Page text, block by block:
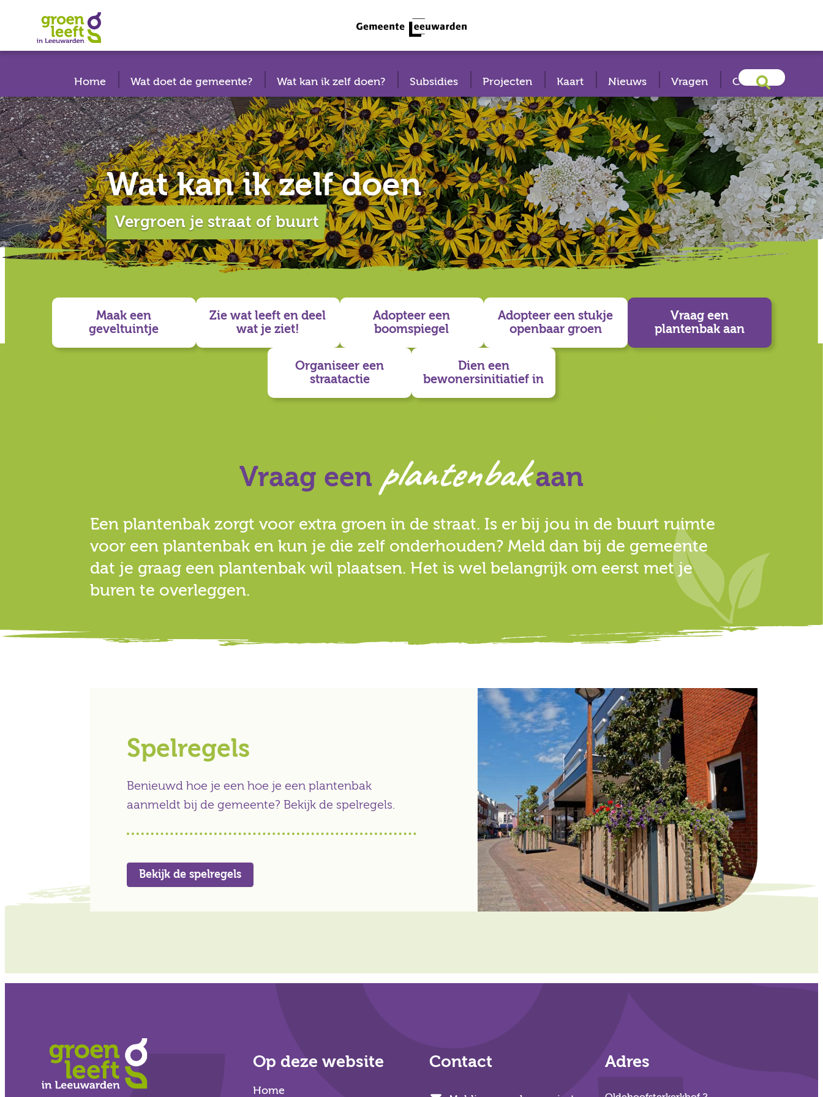
content
Home Wat doet de gemeente? Wat kan ik zelf doen? Subsidies Projecten Kaart Nieuws Vragen Contact
Wat kan ik zelf doen
Vergroen je straat of buurt
Maak een
geveltuintje
Zie wat leeft en deel
wat je ziet!
Adopteer een
boomspiegel
Adopteer een stukje
openbaar groen
Vraag een
plantenbak aan
Organiseer een
straatactie
Dien een
bewonersinitiatief in
Vraag een plantenbakaan
Een plantenbak zorgt voor extra groen in de straat. Is er bij jou in de buurt ruimte
voor een plantenbak en kun je die zelf onderhouden? Meld dan bij de gemeente
dat je graag een plantenbak wil plaatsen. Het is wel belangrijk om eerst met je
buren te overleggen.
Spelregels
Benieuwd hoe je een hoe je een plantenbak
aanmeldt bij de gemeente? Bekijk de spelregels.
Bekijk de spelregels
Op deze website
Home
Contact Adres